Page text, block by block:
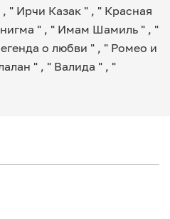
" Ирчи Казак " , " Красная
" , " Имам Шамиль " , "
о любви " , " Ромео и
" , " Валида " , "